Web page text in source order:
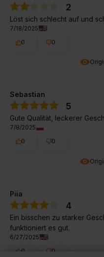
2
Löst sich schlecht auf und
7/18/2025
0
0
Sebastian
5
Gute Qualität, leckerer
7/8/2025
0
0
Piia
4
Ein bisschen zu starker
funktioniert es gut.
6/27/2025
0
0